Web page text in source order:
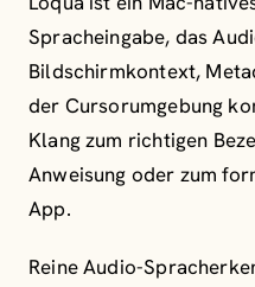
Spracheingabe, das
Bildschirmkontext,
der Cursorumgebung
Klang zum richtigen
Anweisung oder zum
App.
Reine Audio-